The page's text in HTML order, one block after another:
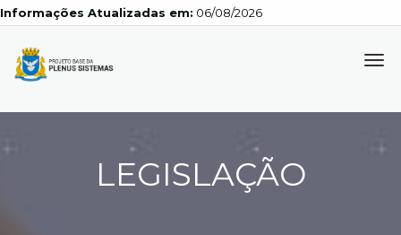
Atualizadas em: 06/08/2026
LEGISLAÇÃO